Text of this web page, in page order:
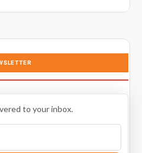
to your inbox.